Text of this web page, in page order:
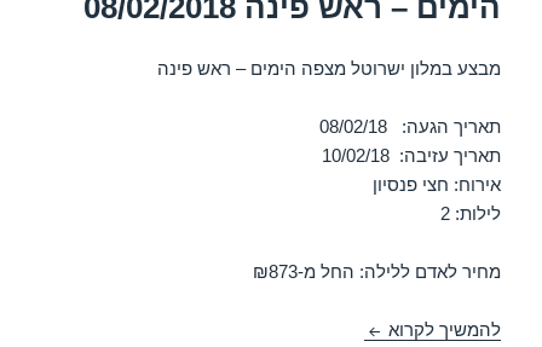
מבצע במלון ישרוטל מצפה הימים – ראש פינה
תאריך הגעה: 08/02/18
תאריך עזיבה: 10/02/18
אירוח: חצי פנסיון
לילות: 2
מחיר לאדם ללילה: החל מ-₪873
להמשיך לקרוא חופשה במלון ישרוטל מצפה הימים – ראש פינה 08/02/2018